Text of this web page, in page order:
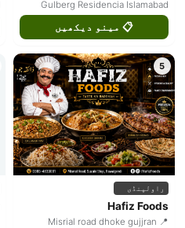
Gulberg Residencia Islamabad
📋 مینو دیکھیں
5
راولپنڈی
Hafiz Foods
📍 Misrial road dhoke gujjran